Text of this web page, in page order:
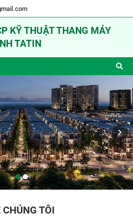
KỸ THUẬT THANG MÁY
TATIN
CHÚNG TÔI